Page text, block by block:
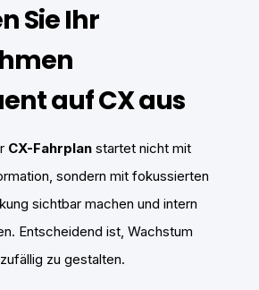
Sie Ihr
auf CX aus
CX-Fahrplan startet nicht mit
sondern mit fokussierten
sichtbar machen und intern
Entscheidend ist, Wachstum
zu gestalten.